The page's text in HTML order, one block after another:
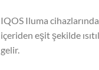
IQOS Iluma
içeriden eşit şekilde
gelir.